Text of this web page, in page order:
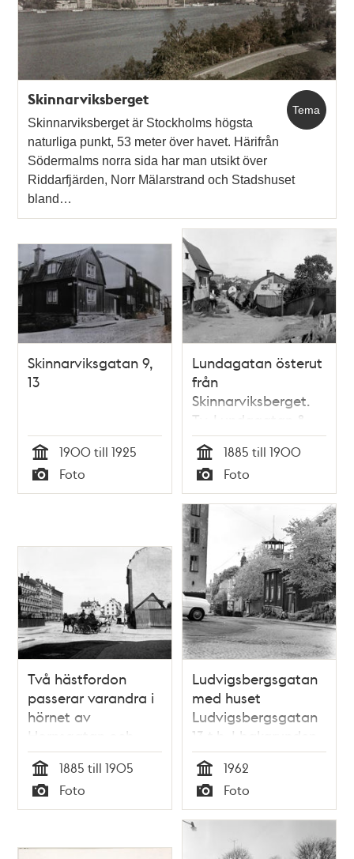
Tema
Skinnarviksberget
Skinnarviksberget är Stockholms högsta
naturliga punkt, 53 meter över havet. Härifrån
Södermalms norra sida har man utsikt över
Riddarfjärden, Norr Mälarstrand och Stadshuset
bland…
Skinnarviksgatan 9,
13
Tid
1900 till 1925
Typ
Foto
Lundagatan österut
från
Skinnarviksberget.
T.v. Lundagatan 8.
T.h. ligger
Lundagatan 13, kv.
Harhuvudet Mindre.
Här går nu Gamla
Lundagatan, kv.
Haren
Tid
1885 till 1900
Typ
Foto
Två hästfordon
passerar varandra i
hörnet av
Hornsgatan och
Ringvägen. T.v.
Ringvägen 4-2. I
bakgrunden går
Yttersta Tvärgränd
Skinnarviksberget.
Tid
1885 till 1905
Typ
Foto
Ludvigsbergsgatan
med huset
Ludvigsbergsgatan
13 t.h. I bakgrunden
utsiktstornet på
disponentvillan,
Ludvigsberg
Tid
1962
Typ
Foto